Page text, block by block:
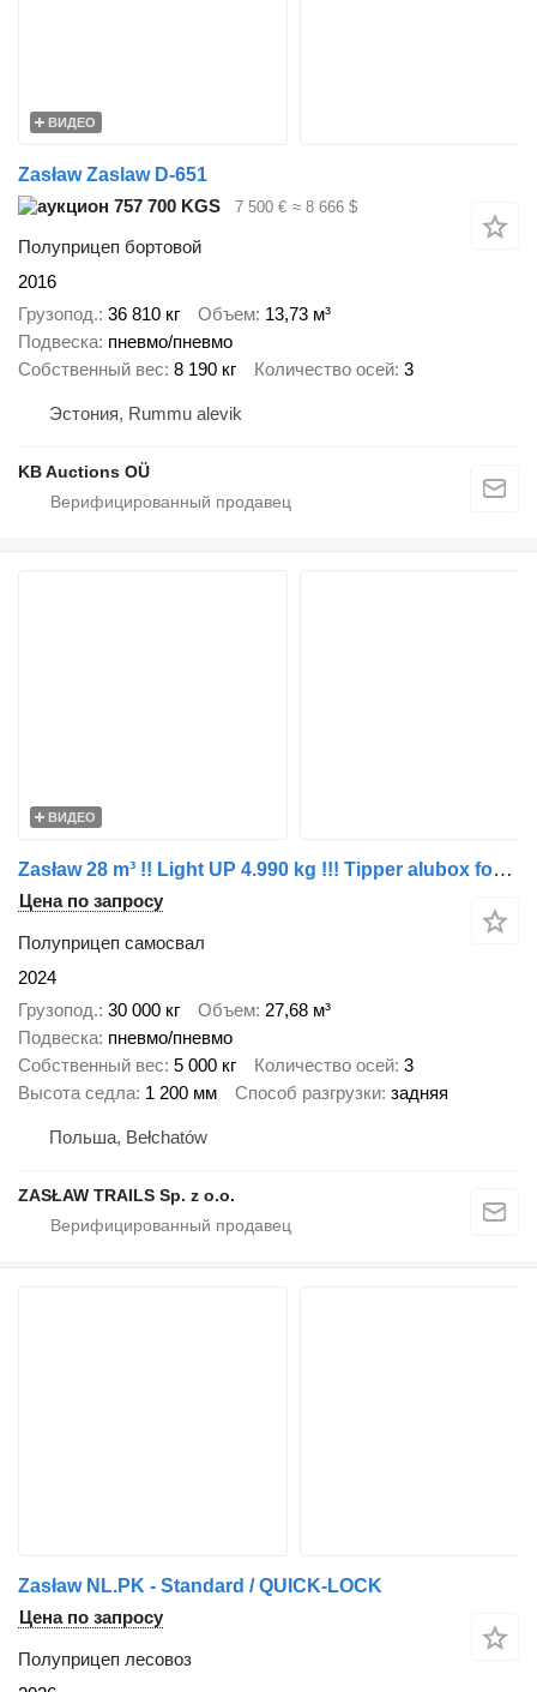
ВИДЕО
Zasław Zaslaw D-651
757 700 KGS
7 500 € ≈ 8 666 $
Полуприцеп бортовой
2016
Грузопод. 36 810 кг Объем 13,73 м³
Подвеска пневмо/пневмо
Собственный вес 8 190 кг Количество осей 3
Эстония, Rummu alevik
KB Auctions OÜ
ВИДЕО
Zasław 28 m³ !! Light UP 4.990 kg !!! Tipper alubox for bitum - Ready !
Цена по запросу
Полуприцеп самосвал
2024
Грузопод. 30 000 кг Объем 27,68 м³
Подвеска пневмо/пневмо
Собственный вес 5 000 кг Количество осей 3
Высота седла 1 200 мм Способ разгрузки задняя
Польша, Bełchatów
ZASŁAW TRAILS Sp. z o.o.
Zasław NL.PK - Standard / QUICK-LOCK
Цена по запросу
Полуприцеп лесовоз